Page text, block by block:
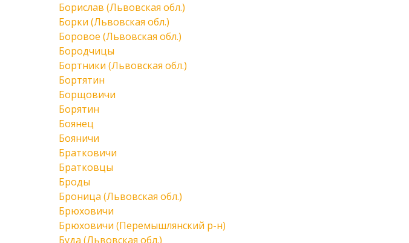
Борислав (Львовская обл.)
Борки (Львовская обл.)
Боровое (Львовская обл.)
Бородчицы
Бортники (Львовская обл.)
Бортятин
Борщовичи
Борятин
Боянец
Бояничи
Братковичи
Братковцы
Броды
Броница (Львовская обл.)
Брюховичи
Брюховичи (Перемышлянский р-н)
Буда (Львовская обл.)